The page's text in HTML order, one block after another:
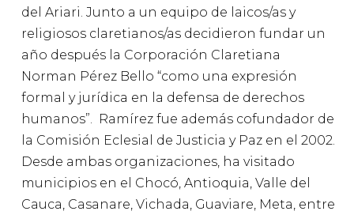
del Ariari. Junto a un equipo de laicos/as y
religiosos claretianos/as decidieron fundar un
año después la Corporación Claretiana
Norman Pérez Bello “como una expresión
formal y jurídica en la defensa de derechos
humanos”. Ramírez fue además cofundador de
la Comisión Eclesial de Justicia y Paz en el 2002.
Desde ambas organizaciones, ha visitado
municipios en el Chocó, Antioquia, Valle del
Cauca, Casanare, Vichada, Guaviare, Meta, entre